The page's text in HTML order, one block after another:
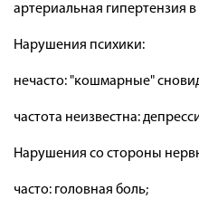
артериальная гипертензия
Нарушения психики:
нечасто: "кошмарные"
частота неизвестна:
Нарушения со стороны
часто: головная боль;